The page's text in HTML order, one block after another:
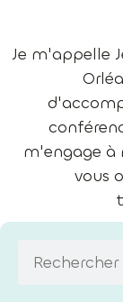
Je m'appelle
m'engage
vous